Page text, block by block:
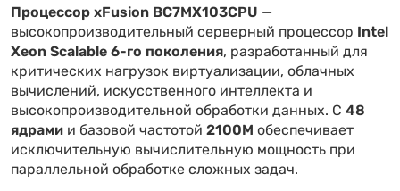
Процессор xFusion BC7MX103CPU —
высокопроизводительный серверный процессор Intel
Xeon Scalable 6-го поколения, разработанный для
критических нагрузок виртуализации, облачных
вычислений, искусственного интеллекта и
высокопроизводительной обработки данных. С 48
ядрами и базовой частотой 2100M обеспечивает
исключительную вычислительную мощность при
параллельной обработке сложных задач.